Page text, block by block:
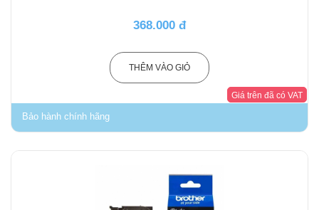
368.000 đ
THÊM VÀO GIỎ
Bảo hành chính hãng
Giá trên đã có VAT